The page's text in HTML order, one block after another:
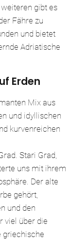
gibt es
Fähre zu
und bietet
Adriatische
Erden
Mix aus
und idyllischen
kurvenreichen
Stari Grad,
uns mit ihrem
Der alte
gehört,
und den
viel über die
griechische